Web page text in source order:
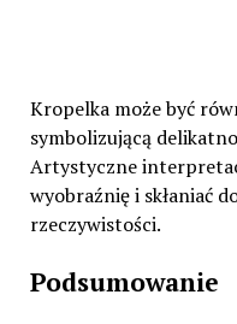
Kropelka może być
symbolizującą
Artystyczne
wyobraźnię i skłaniać
rzeczywistości.
Podsumowanie